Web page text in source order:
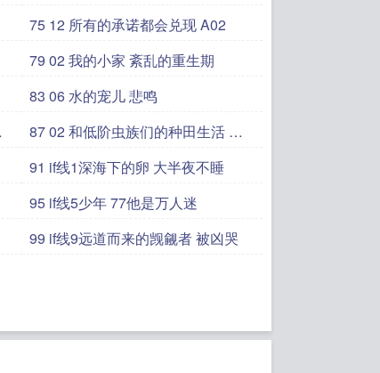
75 12 所有的承诺都会兑现 A02
79 02 我的小家 紊乱的重生期
83 06 水的宠儿 悲鸣
87 02 和低阶虫族们的种田生活 残
疾蜂91 if线1深海下的卵 大半夜不睡
95 if线5少年 77他是万人迷
99 if线9远道而来的觊觎者 被凶哭